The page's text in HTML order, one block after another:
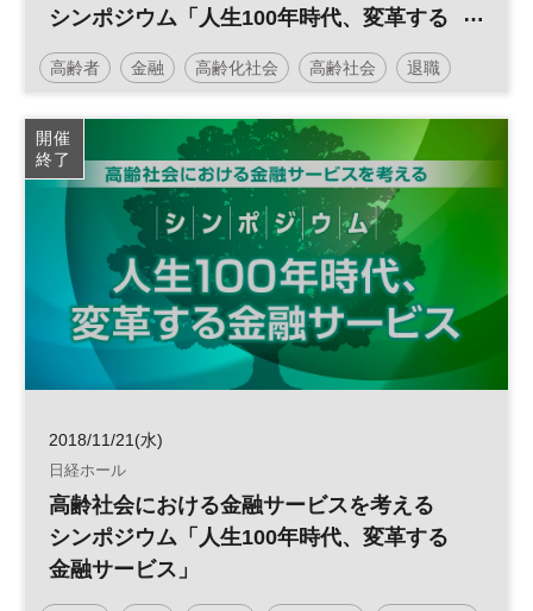
シンポジウム「人生100年時代、変革する
金融サービス」
高齢者 金融 高齢化社会 高齢社会 退職
認知症
開催
終了
2018/11/21(水)
日経ホール
高齢社会における金融サービスを考える
シンポジウム「人生100年時代、変革する
金融サービス」